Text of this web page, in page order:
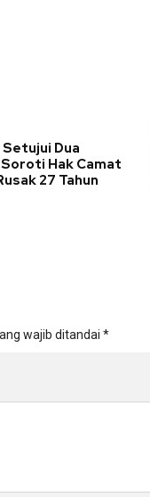
Setujui Dua
Hak Camat
27 Tahun
wajib ditandai *